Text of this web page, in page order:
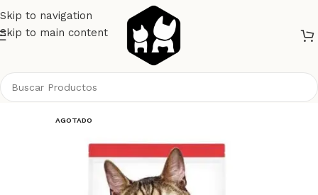
Skip to navigation
Skip to main content
AGOTADO